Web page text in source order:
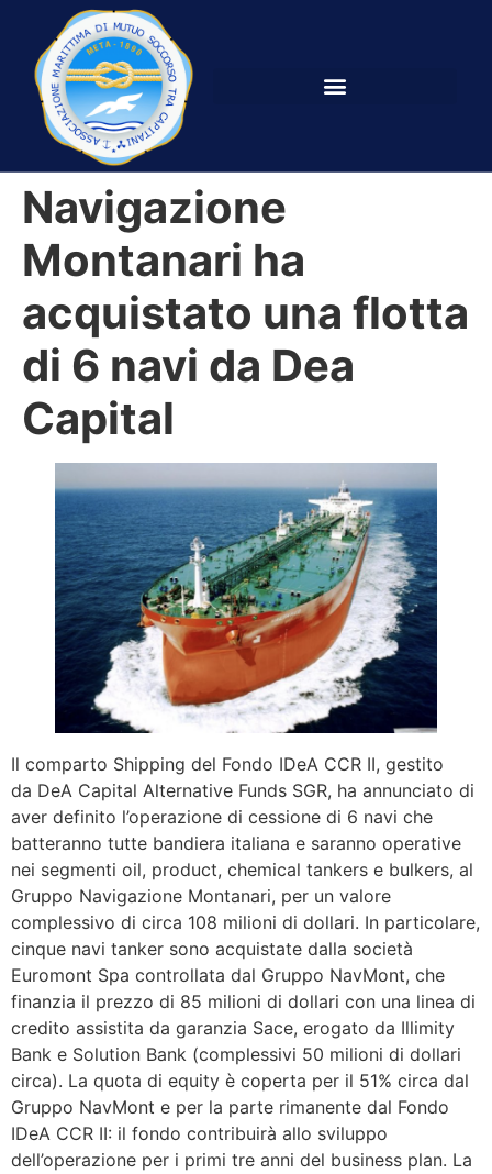
Navigazione
Montanari ha
acquistato una flotta
di 6 navi da Dea
Capital
Il comparto Shipping del Fondo IDeA CCR II, gestito
da DeA Capital Alternative Funds SGR, ha annunciato di
aver definito l’operazione di cessione di 6 navi che
batteranno tutte bandiera italiana e saranno operative
nei segmenti oil, product, chemical tankers e bulkers, al
Gruppo Navigazione Montanari, per un valore
complessivo di circa 108 milioni di dollari. In particolare,
cinque navi tanker sono acquistate dalla società
Euromont Spa controllata dal Gruppo NavMont, che
finanzia il prezzo di 85 milioni di dollari con una linea di
credito assistita da garanzia Sace, erogato da Illimity
Bank e Solution Bank (complessivi 50 milioni di dollari
circa). La quota di equity è coperta per il 51% circa dal
Gruppo NavMont e per la parte rimanente dal Fondo
IDeA CCR II: il fondo contribuirà allo sviluppo
dell’operazione per i primi tre anni del business plan. La